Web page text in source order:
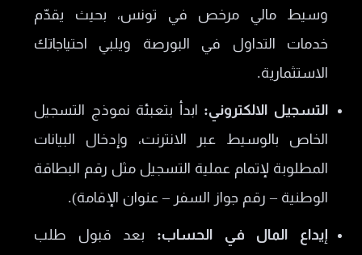
وسيط مالي مرخص في تونس، بحيث يقدّم
خدمات التداول في البورصة ويلبي احتياجاتك
الاستثمارية.
التسجيل الالكتروني: ابدأ بتعبئة نموذج التسجيل
الخاص بالوسيط عبر الانترنت، وإدخال البيانات
المطلوبة لإتمام عملية التسجيل مثل رقم البطاقة
الوطنية – رقم جواز السفر – عنوان الإقامة).
إيداع المال في الحساب: بعد قبول طلب